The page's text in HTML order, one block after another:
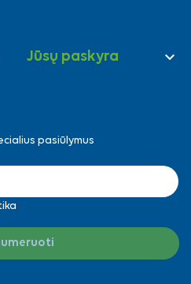
Jūsų paskyra 
pasiūlymus